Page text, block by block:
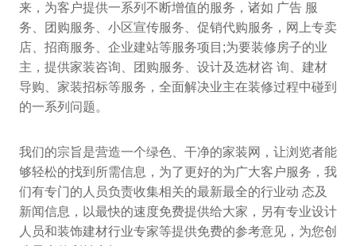
来，为客户提供一系列不断增值的服务，诸如 广告 服
务、团购服务、小区宣传服务、促销代购服务，网上专卖
店、招商服务、企业建站等服务项目;为要装修房子的业
主，提供家装咨询、团购服务、设计及选材咨 询、建材
导购、家装招标等服务，全面解决业主在装修过程中碰到
的一系列问题。
我们的宗旨是营造一个绿色、干净的家装网，让浏览者能
够轻松的找到所需信息，为了更好的为广大客户服务，我
们有专门的人员负责收集相关的最新最全的行业动 态及
新闻信息，以最快的速度免费提供给大家，另有专业设计
人员和装饰建材行业专家等提供免费的参考意见，为您创